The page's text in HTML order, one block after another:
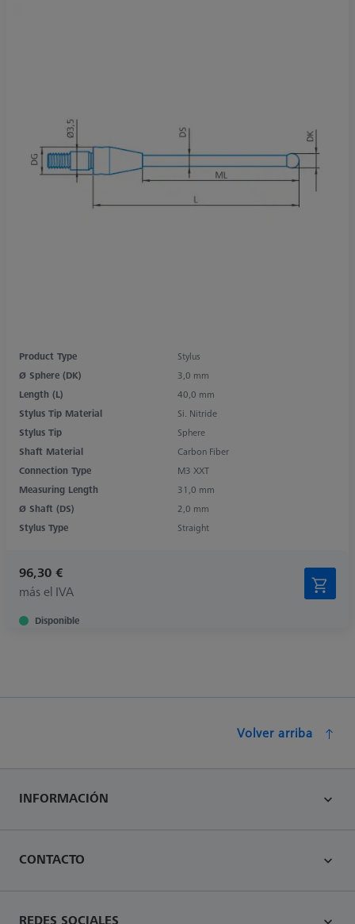
Product Type
Stylus
Ø Sphere (DK)
3,0 mm
Length (L)
40,0 mm
Stylus Tip Material
Si. Nitride
Stylus Tip
Sphere
Shaft Material
Carbon Fiber
Connection Type
M3 XXT
Measuring Length
31,0 mm
Ø Shaft (DS)
2,0 mm
Stylus Type
Straight
96,30 €
más el IVA
Disponible
Volver arriba
INFORMACIÓN
CONTACTO
REDES SOCIALES